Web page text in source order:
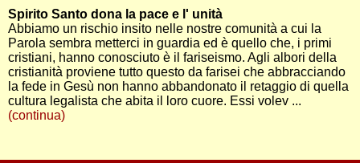
Spirito Santo dona la pace e l' unità
Abbiamo un rischio insito nelle nostre comunità a cui la
Parola sembra metterci in guardia ed è quello che, i primi
cristiani, hanno conosciuto è il fariseismo. Agli albori della
cristianità proviene tutto questo da farisei che abbracciando
la fede in Gesù non hanno abbandonato il retaggio di quella
cultura legalista che abita il loro cuore. Essi volev ...
(continua)